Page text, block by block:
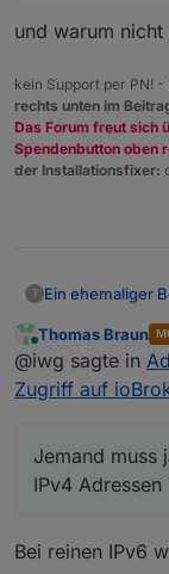
und warum nicht
kein Support per PN!
rechts unten im
Das Forum freut sich
Spendenbutton oben
der Installationsfixer:
?
Online
Thomas Braun
@iwg sagte in
Zugriff auf
Jemand muss
IPv4
Bei reinen IPv6